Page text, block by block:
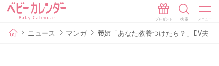
ニュース マンガ 義姉「あなた教養つけたら？」DV夫